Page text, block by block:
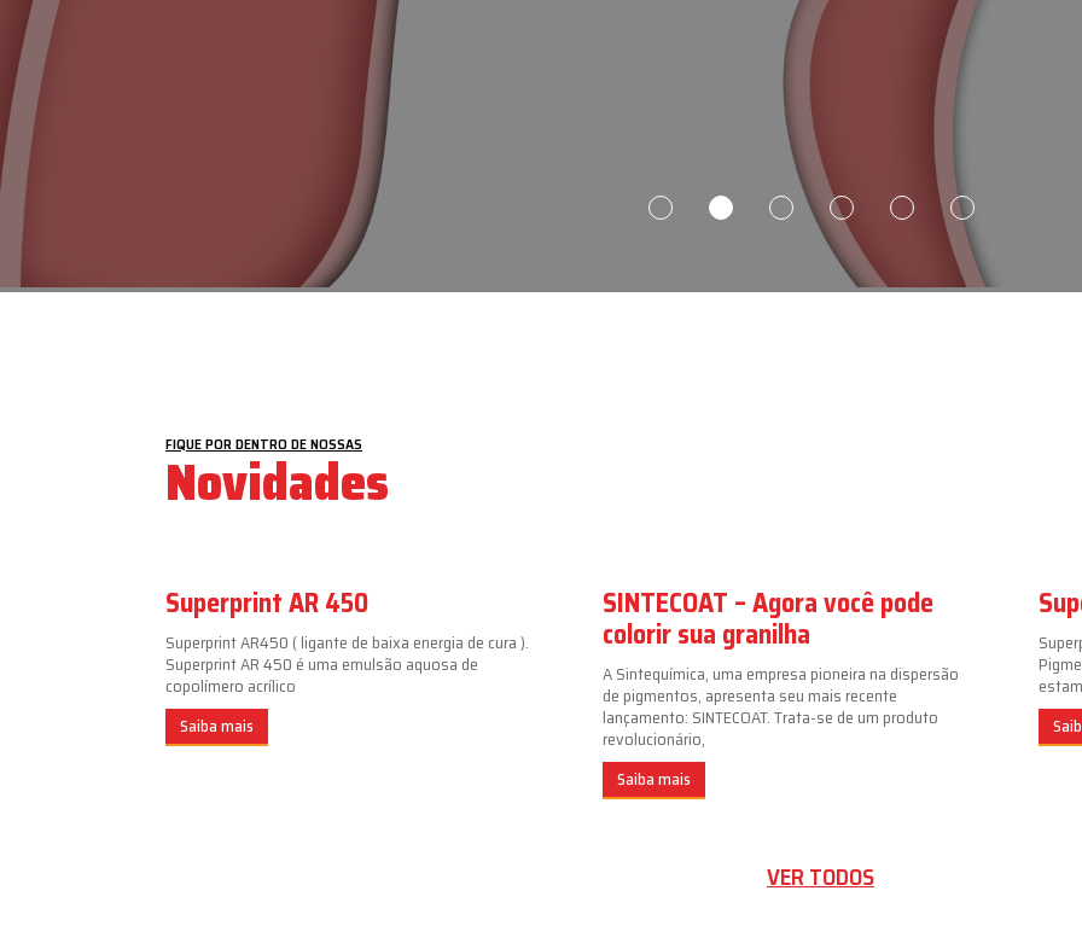
FIQUE POR DENTRO DE NOSSAS
Novidades
Superprint AR 450
Superprint AR450 ( ligante de baixa energia de cura ).
Superprint AR 450 é uma emulsão aquosa de
copolímero acrílico
Saiba mais
SINTECOAT – Agora você pode
colorir sua granilha
A Sintequímica, uma empresa pioneira na dispersão
de pigmentos, apresenta seu mais recente
lançamento: SINTECOAT. Trata-se de um produto
revolucionário,
Saiba mais
VER TODOS